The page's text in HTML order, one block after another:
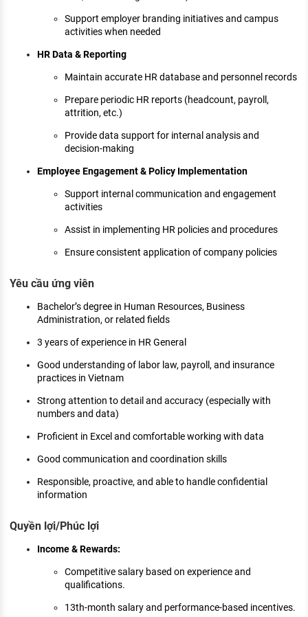
Support employer branding initiatives and campus
activities when needed
HR Data & Reporting
Maintain accurate HR database and personnel records
Prepare periodic HR reports (headcount, payroll,
attrition, etc.)
Provide data support for internal analysis and
decision-making
Employee Engagement & Policy Implementation
Support internal communication and engagement
activities
Assist in implementing HR policies and procedures
Ensure consistent application of company policies
Yêu cầu ứng viên
Bachelor’s degree in Human Resources, Business
Administration, or related fields
3 years of experience in HR General
Good understanding of labor law, payroll, and insurance
practices in Vietnam
Strong attention to detail and accuracy (especially with
numbers and data)
Proficient in Excel and comfortable working with data
Good communication and coordination skills
Responsible, proactive, and able to handle confidential
information
Quyền lợi/Phúc lợi
Income & Rewards:
Competitive salary based on experience and
qualifications.
13th-month salary and performance-based incentives.